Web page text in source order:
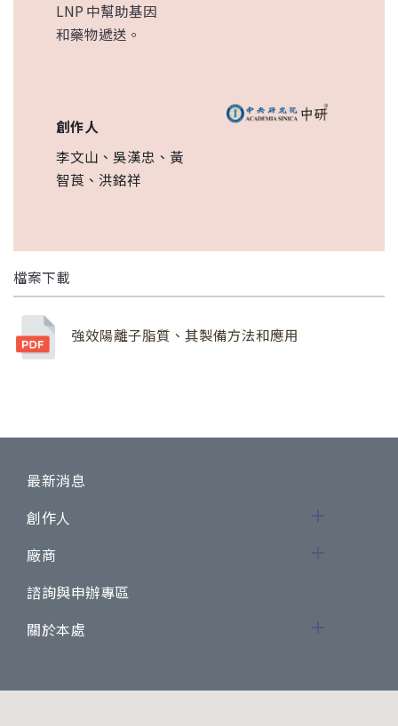
LNP 中幫助基因
和藥物遞送。
創作人
李文山、吳漢忠、黃
智莨、洪銘祥
檔案下載
強效陽離子脂質、其製備方法和應用
最新消息
創作人
廠商
諮詢與申辦專區
關於本處